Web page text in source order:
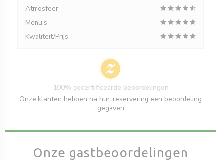
Onze gastbeoordelingen
Atmosfeer
Menu's
Kwaliteit/Prijs
100% gecertificeerde beoordelingen
Onze klanten hebben na hun reservering een beoordeling
gegeven